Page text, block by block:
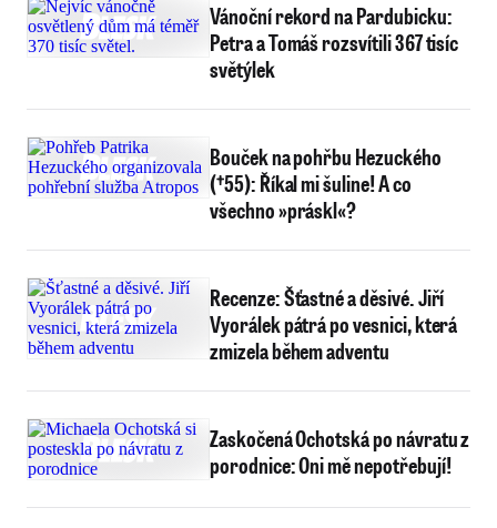
Vánoční rekord na Pardubicku:
Petra a Tomáš rozsvítili 367 tisíc
světýlek
Bouček na pohřbu Hezuckého
(†55): Říkal mi šuline! A co
všechno »práskl«?
Recenze: Šťastné a děsivé. Jiří
Vyorálek pátrá po vesnici, která
zmizela během adventu
Zaskočená Ochotská po návratu z
porodnice: Oni mě nepotřebují!